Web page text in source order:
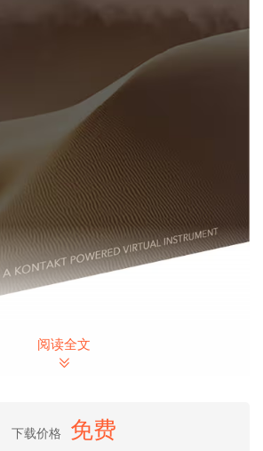
| 27 May 2022 | 1.25 GB
阅读全文
下载价格 免费